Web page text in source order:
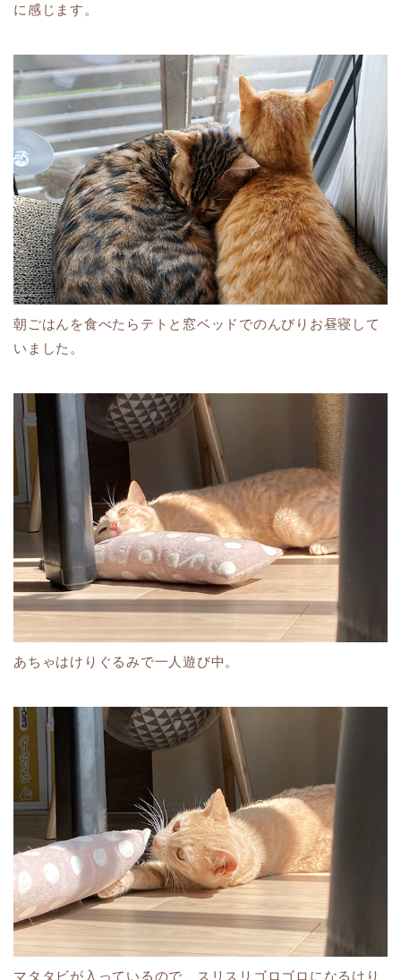
に感じます。
朝ごはんを食べたらテトと窓ベッドでのんびりお昼寝して
いました。
あちゃはけりぐるみで一人遊び中。
マタタビが入っているので、スリスリゴロゴロになるけり